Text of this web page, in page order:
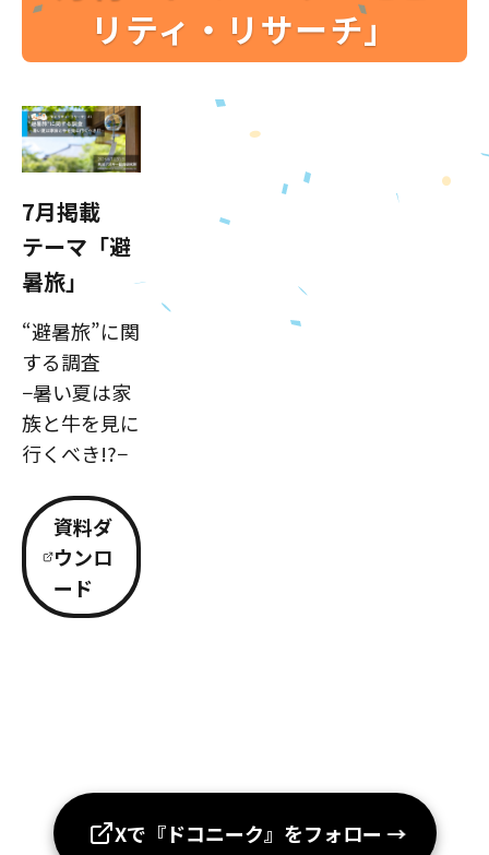
リティ・リサーチ」
7月掲載
テーマ「避
暑旅」
“避暑旅”に関
する調査
−暑い夏は家
族と牛を見に
行くべき!?−
資料ダ
ウンロ
ード
Xで『ドコニーク』をフォロー →